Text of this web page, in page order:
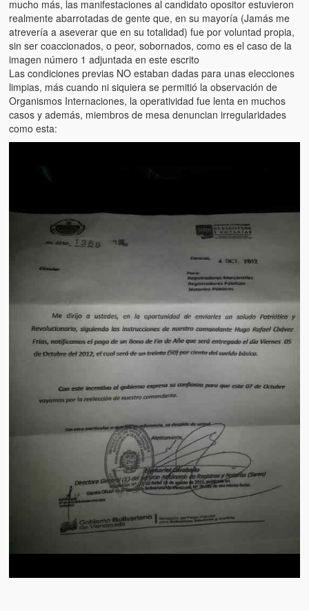
Victimas del 11 de abril de 2002
Víctimas del régimen dictatorial de Chávez desde que tomó el
poder hasta el 31 de diciembre de 2009
Víctimas inocentes de la violencia castrista del 4 de Febrero de
1992
¡¡¡Miserable traidor, mira a tu pueblo!!! (Despicable traitor, look
your country!!!)
mucho más, las manifestaciones al candidato opositor estuvieron
realmente abarrotadas de gente que, en su mayoría (Jamás me
atrevería a aseverar que en su totalidad) fue por voluntad propia,
sin ser coaccionados, o peor, sobornados, como es el caso de la
imagen número 1 adjuntada en este escrito
Las condiciones previas NO estaban dadas para unas elecciones
limpias, más cuando ni siquiera se permitió la observación de
Organismos Internaciones, la operatividad fue lenta en muchos
casos y además, miembros de mesa denuncian irregularidades
como esta: